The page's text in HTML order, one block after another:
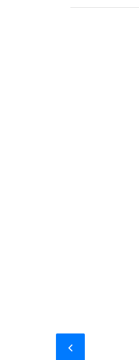
Slide-ul anterior